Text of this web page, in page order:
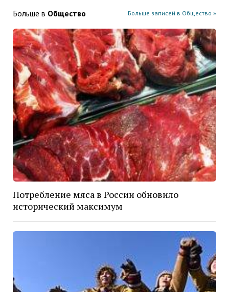
Больше в Общество Больше записей в Общество »
Потребление мяса в России обновило
исторический максимум